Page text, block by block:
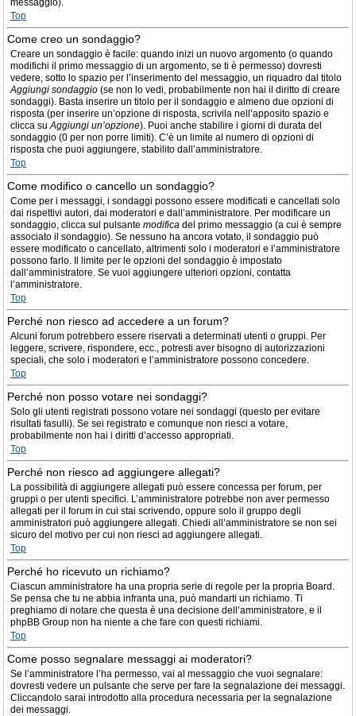
messaggio).
Top
Come creo un sondaggio?
Creare un sondaggio è facile: quando inizi un nuovo argomento (o quando
modifichi il primo messaggio di un argomento, se ti è permesso) dovresti
vedere, sotto lo spazio per l’inserimento del messaggio, un riquadro dal titolo
Aggiungi sondaggio (se non lo vedi, probabilmente non hai il diritto di creare
sondaggi). Basta inserire un titolo per il sondaggio e almeno due opzioni di
risposta (per inserire un’opzione di risposta, scrivila nell’apposito spazio e
clicca suAggiungi un’opzione). Puoi anche stabilire i giorni di durata del
sondaggio (0 per non porre limiti). C’è un limite al numero di opzioni di
risposta che puoi aggiungere, stabilito dall’amministratore.
Top
Come modifico o cancello un sondaggio?
Come per i messaggi, i sondaggi possono essere modificati e cancellati solo
dai rispettivi autori, dai moderatori e dall’amministratore. Per modificare un
sondaggio, clicca sul pulsante modifica del primo messaggio (a cui è sempre
associato il sondaggio). Se nessuno ha ancora votato, il sondaggio può
essere modificato o cancellato, altrimenti solo i moderatori e l’amministratore
possono farlo. Il limite per le opzioni del sondaggio è impostato
dall’amministratore. Se vuoi aggiungere ulteriori opzioni, contatta
l’amministratore.
Top
Perché non riesco ad accedere a un forum?
Alcuni forum potrebbero essere riservati a determinati utenti o gruppi. Per
leggere, scrivere, rispondere, ecc., potresti aver bisogno di autorizzazioni
speciali, che solo i moderatori e l’amministratore possono concedere.
Top
Perché non posso votare nei sondaggi?
Solo gli utenti registrati possono votare nei sondaggi (questo per evitare
risultati fasulli). Se sei registrato e comunque non riesci a votare,
probabilmente non hai i diritti d’accesso appropriati.
Top
Perché non riesco ad aggiungere allegati?
La possibilità di aggiungere allegati può essere concessa per forum, per
gruppi o per utenti specifici. L’amministratore potrebbe non aver permesso
allegati per il forum in cui stai scrivendo, oppure solo il gruppo degli
amministratori può aggiungere allegati. Chiedi all’amministratore se non sei
sicuro del motivo per cui non riesci ad aggiungere allegati.
Top
Perché ho ricevuto un richiamo?
Ciascun amministratore ha una propria serie di regole per la propria Board.
Se pensa che tu ne abbia infranta una, può mandarti un richiamo. Ti
preghiamo di notare che questa è una decisione dell’amministratore, e il
phpBB Group non ha niente a che fare con questi richiami.
Top
Come posso segnalare messaggi ai moderatori?
Se l’amministratore l’ha permesso, vai al messaggio che vuoi segnalare:
dovresti vedere un pulsante che serve per fare la segnalazione dei messaggi.
Cliccandolo sarai introdotto alla procedura necessaria per la segnalazione
dei messaggi.